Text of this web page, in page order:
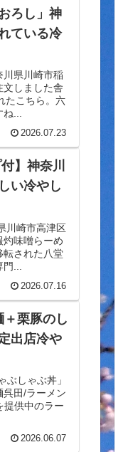
ろし」神
ている冷
川県川崎市稲
文しました舎
たこちら。六
...
2026.07.23
】神奈川
い冷やし
川崎市高津区
味噌らーめ
転された八堂
...
2026.07.16
栗豚のし
出店冷や
しゃぶ丼」
田/ラーメン
提供中のラー
2026.06.07